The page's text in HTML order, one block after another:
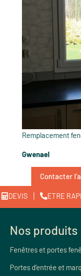
Remplacement
Gwenael
Contacter
DEVIS ETRE
Nos produits
Fenêtres et portes
Portes d’entrée et